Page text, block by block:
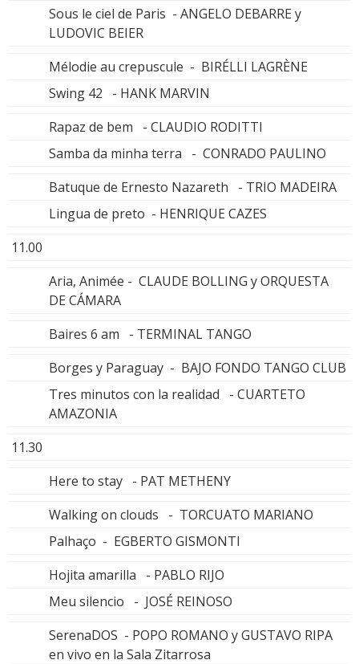
Sous le ciel de Paris - ANGELO DEBARRE y
LUDOVIC BEIER
Mélodie au crepuscule - BIRÉLLI LAGRÈNE
Swing 42 - HANK MARVIN
Rapaz de bem - CLAUDIO RODITTI
Samba da minha terra - CONRADO PAULINO
Batuque de Ernesto Nazareth - TRIO MADEIRA
Lingua de preto - HENRIQUE CAZES
11.00
Aria, Animée - CLAUDE BOLLING y ORQUESTA
DE CÁMARA
Baires 6 am - TERMINAL TANGO
Borges y Paraguay - BAJO FONDO TANGO CLUB
Tres minutos con la realidad - CUARTETO
AMAZONIA
11.30
Here to stay - PAT METHENY
Walking on clouds - TORCUATO MARIANO
Palhaço - EGBERTO GISMONTI
Hojita amarilla - PABLO RIJO
Meu silencio - JOSÉ REINOSO
SerenaDOS - POPO ROMANO y GUSTAVO RIPA
en vivo en la Sala Zitarrosa